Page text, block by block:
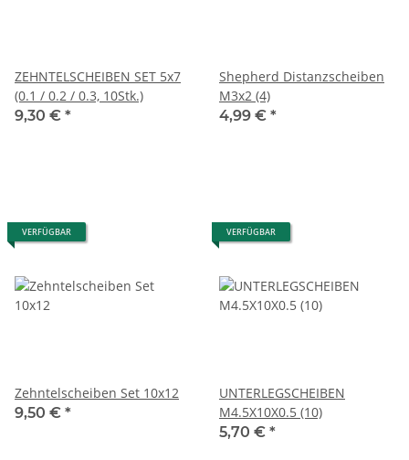
ZEHNTELSCHEIBEN SET 5x7
(0.1 / 0.2 / 0.3, 10Stk.)
9,30 € *
Shepherd Distanzscheiben
M3x2 (4)
4,99 € *
VERFÜGBAR
Zehntelscheiben Set 10x12
9,50 € *
VERFÜGBAR
UNTERLEGSCHEIBEN
M4.5X10X0.5 (10)
5,70 € *